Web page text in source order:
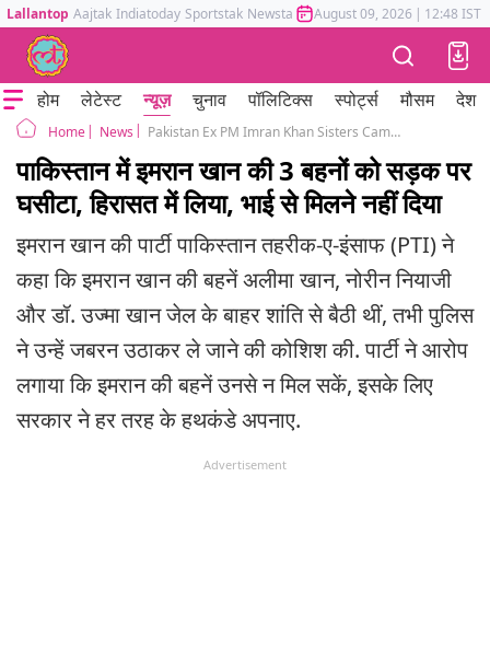
Lallantop Aajtak Indiatoday Sportstak Newstak Mumbai Tak Astrotak
August 09, 2026 | 12:48 IST
होम लेटेस्ट न्यूज़ चुनाव पॉलिटिक्स स्पोर्ट्स मौसम देश
Home News Pakistan Ex PM Imran Khan Sisters Came To Meet Him In JaiL Police Misbehaved Them
पाकिस्तान में इमरान खान की 3 बहनों को सड़क पर
घसीटा, हिरासत में लिया, भाई से मिलने नहीं दिया
इमरान खान की पार्टी पाकिस्तान तहरीक-ए-इंसाफ (PTI) ने
कहा कि इमरान खान की बहनें अलीमा खान, नोरीन नियाजी
और डॉ. उज्मा खान जेल के बाहर शांति से बैठी थीं, तभी पुलिस
ने उन्हें जबरन उठाकर ले जाने की कोशिश की. पार्टी ने आरोप
लगाया कि इमरान की बहनें उनसे न मिल सकें, इसके लिए
सरकार ने हर तरह के हथकंडे अपनाए.
Advertisement